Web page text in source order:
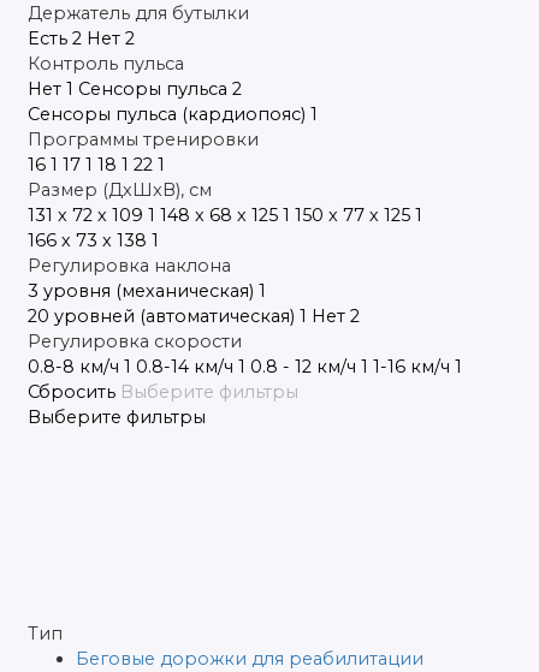
Держатель для бутылки
Есть 2 Нет 2
Контроль пульса
Нет 1 Сенсоры пульса 2
Сенсоры пульса (кардиопояс) 1
Программы тренировки
16 1 17 1 18 1 22 1
Размер (ДxШxВ), см
131 х 72 х 109 1 148 х 68 х 125 1 150 х 77 х 125 1
166 х 73 х 138 1
Регулировка наклона
3 уровня (механическая) 1
20 уровней (автоматическая) 1 Нет 2
Регулировка скорости
0.8-8 км/ч 1 0.8-14 км/ч 1 0.8 - 12 км/ч 1 1-16 км/ч 1
Сбросить Выберите фильтры
Выберите фильтры
Тип
Беговые дорожки для реабилитации